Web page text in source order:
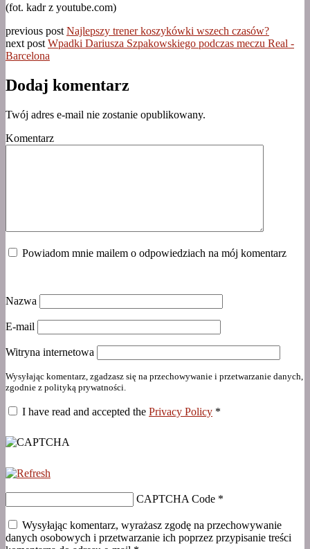
(fot. kadr z youtube.com)
previous post Najlepszy trener koszykówki wszech czasów?
next post Wpadki Dariusza Szpakowskiego podczas meczu Real -
Barcelona
Dodaj komentarz
Twój adres e-mail nie zostanie opublikowany.
Komentarz
Powiadom mnie mailem o odpowiedziach na mój komentarz
Nazwa
E-mail
Witryna internetowa
Wysyłając komentarz, zgadzasz się na przechowywanie i przetwarzanie danych,
zgodnie z polityką prywatności.
I have read and accepted the Privacy Policy *
CAPTCHA Code *
Wysyłając komentarz, wyrażasz zgodę na przechowywanie
danych osobowych i przetwarzanie ich poprzez przypisanie treści